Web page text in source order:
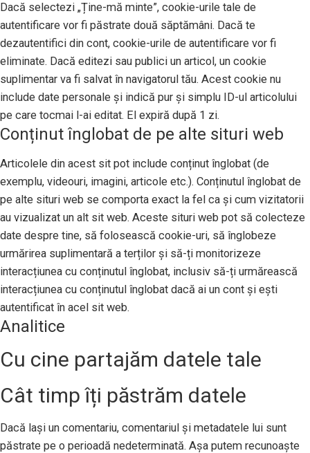
Dacă selectezi „Ține-mă minte”, cookie-urile tale de
autentificare vor fi păstrate două săptămâni. Dacă te
dezautentifici din cont, cookie-urile de autentificare vor fi
eliminate. Dacă editezi sau publici un articol, un cookie
suplimentar va fi salvat în navigatorul tău. Acest cookie nu
include date personale și indică pur și simplu ID-ul articolului
pe care tocmai l-ai editat. El expiră după 1 zi.
Conținut înglobat de pe alte situri web
Articolele din acest sit pot include conținut înglobat (de
exemplu, videouri, imagini, articole etc.). Conținutul înglobat de
pe alte situri web se comporta exact la fel ca și cum vizitatorii
au vizualizat un alt sit web. Aceste situri web pot să colecteze
date despre tine, să folosească cookie-uri, să înglobeze
urmărirea suplimentară a terților și să-ți monitorizeze
interacțiunea cu conținutul înglobat, inclusiv să-ți urmărească
interacțiunea cu conținutul înglobat dacă ai un cont și ești
autentificat în acel sit web.
Analitice
Cu cine partajăm datele tale
Cât timp îți păstrăm datele
Dacă lași un comentariu, comentariul și metadatele lui sunt
păstrate pe o perioadă nedeterminată. Așa putem recunoaște